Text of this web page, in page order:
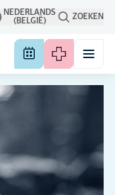
NEDERLANDS
(BELGIË)
ZOEKEN